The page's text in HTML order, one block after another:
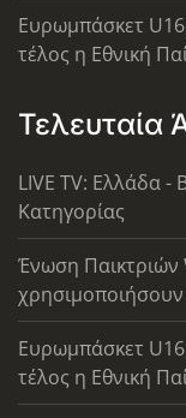
Ευρωμπάσκετ
τέλος η Εθνική
Τελευταία
LIVE TV: Ελλάδα
Κατηγορίας
Ένωση Παικτριών
χρησιμοποιήσουν
Ευρωμπάσκετ
τέλος η Εθνική